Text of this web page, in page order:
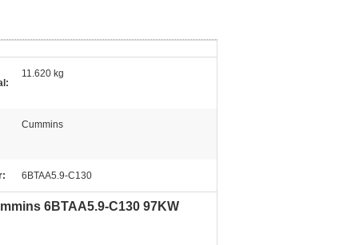
11.620 kg
Cummins
6BTAA5.9-C130
6BTAA5.9-C130 97KW